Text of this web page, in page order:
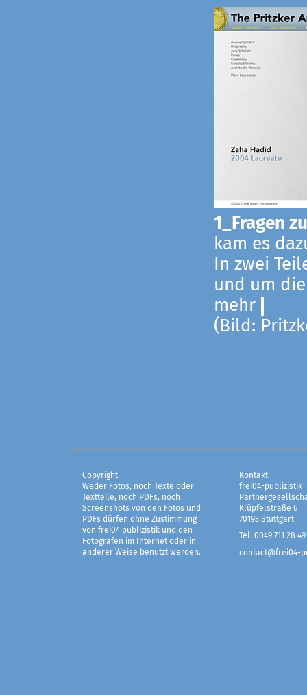
1_Fragen
kam es
In zwei
und um
mehr
(Bild:
Copyright
Weder Fotos, noch Texte oder
Textteile, noch PDFs, noch
Screenshots von den Fotos und
PDFs dürfen ohne Zustimmung
von frei04 publizistik und den
Fotografen im Internet oder in
anderer Weise benutzt werden.
Kontakt
frei04-publizistik
Klüpfelstraße 6
70193 Stuttgart
Tel. 0049 711 28 49
contact@frei04-